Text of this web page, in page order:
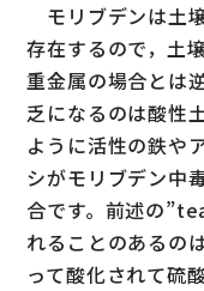
モリブデンは土
存在するので，土
重金属の場合とは
乏になるのは酸性
ように活性の鉄や
シがモリブデン中
合です。前述の
れることのあるの
って酸化されて硫